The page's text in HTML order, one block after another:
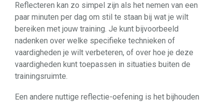
Reflecteren kan zo simpel zijn als het nemen van een
paar minuten per dag om stil te staan bij wat je wilt
bereiken met jouw training. Je kunt bijvoorbeeld
nadenken over welke specifieke technieken of
vaardigheden je wilt verbeteren, of over hoe je deze
vaardigheden kunt toepassen in situaties buiten de
trainingsruimte.
Een andere nuttige reflectie-oefening is het bijhouden